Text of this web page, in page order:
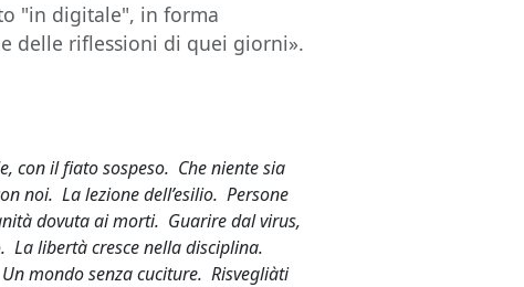
"in digitale", in forma
delle riflessioni di quei giorni».
con il fiato sospeso. Che niente sia
noi. La lezione dell’esilio. Persone
dovuta ai morti. Guarire dal virus,
La libertà cresce nella disciplina.
mondo senza cuciture. Risvegliàti